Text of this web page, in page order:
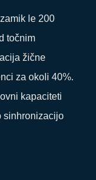
le 200
točnim
žične
za okoli 40%.
kapaciteti
sinhronizacijo